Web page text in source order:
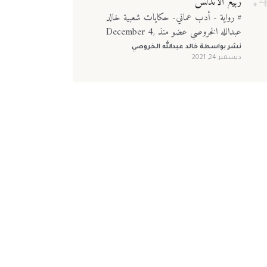
# رواية - أدب عماني- حكايات شعبية خالد
عبدالله الخروصي عضو منذ December 4,
2021
نشر بواسطةخالد عبدالله الخروصي
ديسمبر 24, 2021